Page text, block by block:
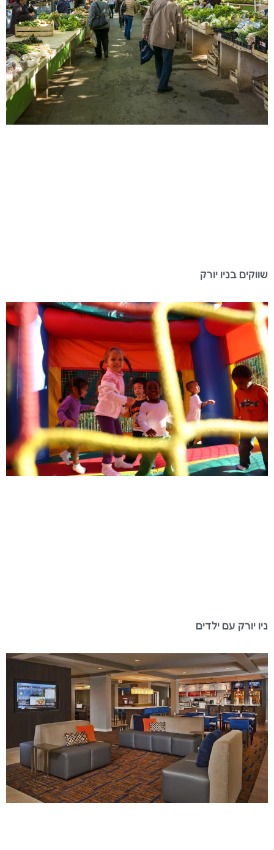
שווקים בניו יורק
ניו יורק עם ילדים